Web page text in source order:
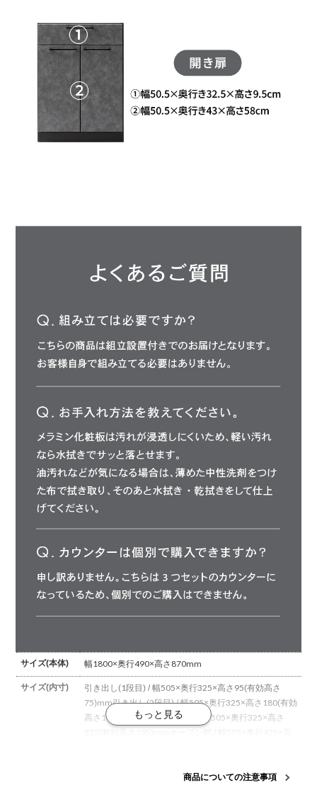
サイズ(本体) 幅1800×奥行490×高さ870mm
サイズ(内寸)
引き出し(1段目) / 幅505×奥行325×高さ95(有効高さ
75)mm引き出し(2段目) / 幅505×奥行325×高さ180(有効
高さ135)mm
引き出し(3段目) / 幅505×奥行325×高さ
可動棚 / 幅505×奥行285×厚さ20mm商品についての注意事項